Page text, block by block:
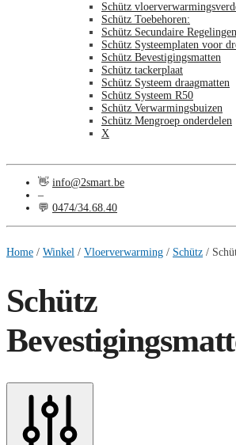
Schütz
Schütz Toebehoren:
Schütz Secundaire Regelingen
Schütz Systeemplaten voor
Schütz Bevestigingsmatten
Schütz tackerplaat
Schütz Systeem draagmatten
Schütz Systeem R50
Schütz Verwarmingsbuizen
Schütz Mengroep onderdelen
X
👋 info@2smart.be
–
💬 0474/34.68.40
Home / Winkel / Vloerverwarming / Schütz /
Schütz